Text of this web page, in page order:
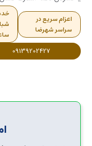
خودرویی که روشن نمی ..
اعزام سریع در
سراسر شهرضا
09139202427